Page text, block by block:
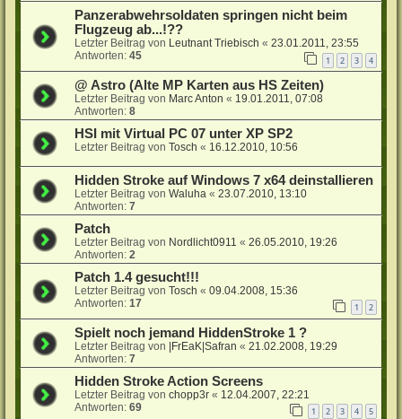
Panzerabwehrsoldaten springen nicht beim
Flugzeug ab...!??
Letzter Beitrag von Leutnant Triebisch «23.01.2011, 23:55
Antworten:45 1 2 3 4
@ Astro (Alte MP Karten aus HS Zeiten)
Letzter Beitrag von Marc Anton « 19.01.2011, 07:08
Antworten:8
HSI mit Virtual PC 07 unter XP SP2
Letzter Beitrag vonTosch « 16.12.2010, 10:56
Hidden Stroke auf Windows 7 x64 deinstallieren
Letzter Beitrag vonWaluha «23.07.2010, 13:10
Antworten:7
Patch
Letzter Beitrag von Nordlicht0911 «26.05.2010, 19:26
Antworten:2
Patch 1.4 gesucht!!!
Letzter Beitrag vonTosch «09.04.2008, 15:36
Antworten:17 1 2
Spielt noch jemand HiddenStroke 1 ?
Letzter Beitrag von |FrEaK|Safran «21.02.2008, 19:29
Antworten:7
Hidden Stroke Action Screens
Letzter Beitrag vonchopp3r « 12.04.2007, 22:21
Antworten:69 1 2 3 4 5